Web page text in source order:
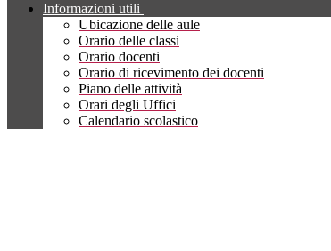
Informazioni utili
Ubicazione delle aule
Orario delle classi
Orario docenti
Orario di ricevimento dei docenti
Piano delle attività
Orari degli Uffici
Calendario scolastico